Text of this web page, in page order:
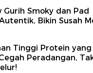
Gurih Smoky dan Pad
Bikin Susah
Tinggi Protein yang
Peradangan,